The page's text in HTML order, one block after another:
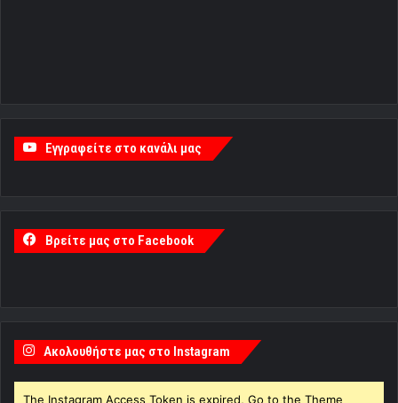
Εγγραφείτε στο κανάλι μας
Βρείτε μας στο Facebook
Ακολουθήστε μας στο Instagram
The Instagram Access Token is expired, Go to the Theme